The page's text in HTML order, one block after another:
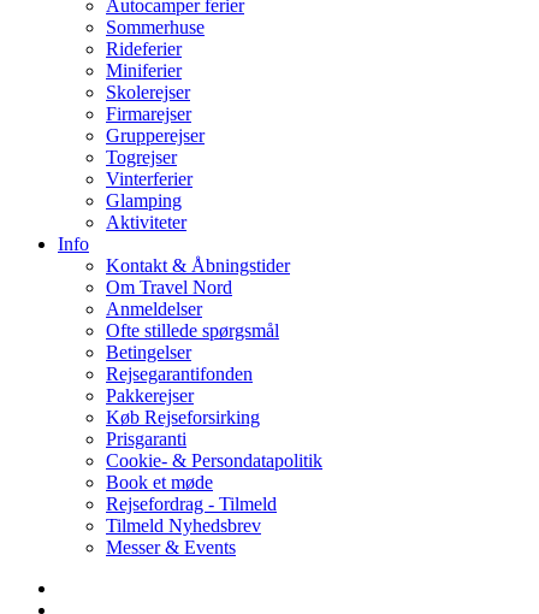
Autocamper ferier
Sommerhuse
Rideferier
Miniferier
Skolerejser
Firmarejser
Grupperejser
Togrejser
Vinterferier
Glamping
Aktiviteter
Info
Kontakt & Åbningstider
Om Travel Nord
Anmeldelser
Ofte stillede spørgsmål
Betingelser
Rejsegarantifonden
Pakkerejser
Køb Rejseforsirking
Prisgaranti
Cookie- & Persondatapolitik
Book et møde
Rejsefordrag - Tilmeld
Tilmeld Nyhedsbrev
Messer & Events